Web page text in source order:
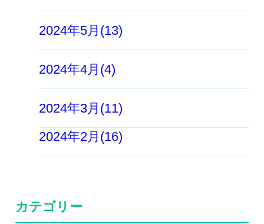
2024年5月(13)
2024年4月(4)
2024年3月(11)
2024年2月(16)
カテゴリー